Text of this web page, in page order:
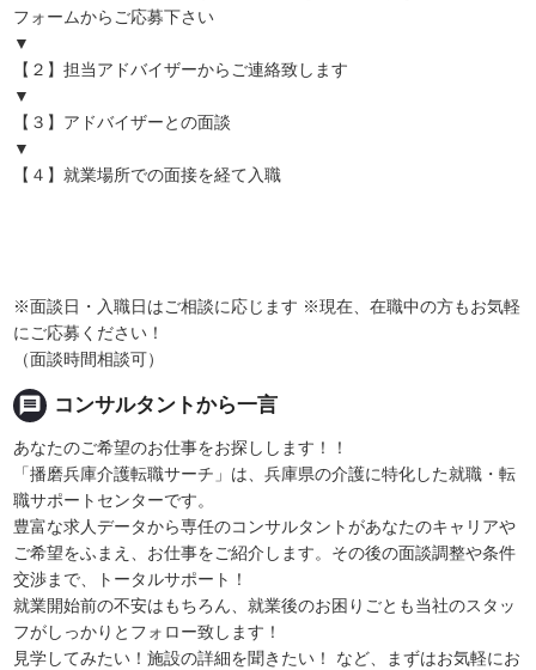
フォームからご応募下さい
▼
【２】担当アドバイザーからご連絡致します
▼
【３】アドバイザーとの面談
▼
【４】就業場所での面接を経て入職
※面談日・入職日はご相談に応じます ※現在、在職中の方もお気軽
にご応募ください！
（面談時間相談可）
message コンサルタントから一言
あなたのご希望のお仕事をお探しします！！
「播磨兵庫介護転職サーチ」は、兵庫県の介護に特化した就職・転
職サポートセンターです。
豊富な求人データから専任のコンサルタントがあなたのキャリアや
ご希望をふまえ、お仕事をご紹介します。その後の面談調整や条件
交渉まで、トータルサポート！
就業開始前の不安はもちろん、就業後のお困りごとも当社のスタッ
フがしっかりとフォロー致します！
見学してみたい！施設の詳細を聞きたい！ など、まずはお気軽にお